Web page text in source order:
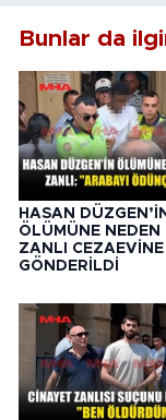
Bunlar da
HASAN DÜZGEN’İN
ÖLÜMÜNE NEDEN
ZANLI CEZAEVİNE
GÖNDERİLDİ